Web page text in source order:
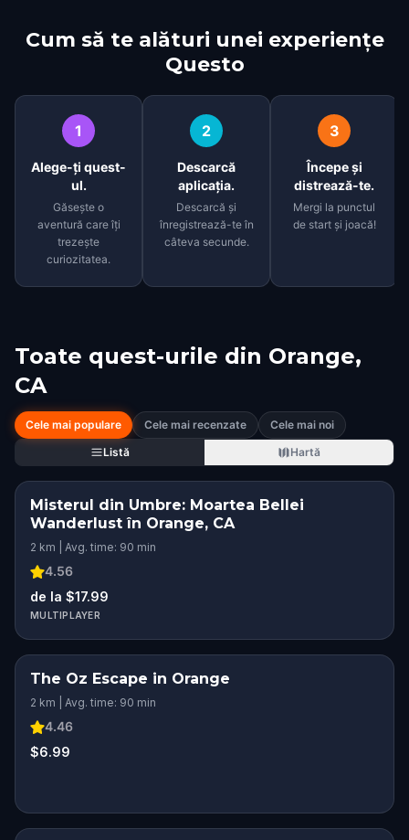
Cum să te alături unei experiențe
Questo
1
Alege-ți quest-
ul.
Găsește o
aventură care îți
trezește
curiozitatea.
2
Descarcă
aplicația.
Descarcă și
înregistrează-te în
câteva secunde.
3
Începe și
distrează-te.
Mergi la punctul
de start și joacă!
Toate quest-urile din Orange,
CA
Cele mai populare Cele mai recenzate
Cele mai noi
Listă
Hartă
Misterul din Umbre: Moartea Bellei
Wanderlust în Orange, CA
2 km | Avg. time: 90 min
4.56
de la $17.99
MULTIPLAYER
The Oz Escape in Orange
2 km | Avg. time: 90 min
4.46
$6.99